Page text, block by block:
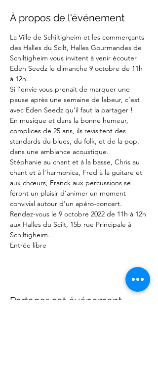
À propos de l'événement
La Ville de Schiltigheim et les commerçants
des Halles du Scilt, Halles Gourmandes de
Schiltigheim vous invitent à venir écouter
Eden Seedz le dimanche 9 octobre de 11h
à 12h.
Si l’envie vous prenait de marquer une
pause après une semaine de labeur, c’est
avec Eden Seedz qu’il faut la partager !
En musique et dans la bonne humeur,
complices de 25 ans, ils revisitent des
standards du blues, du folk, et de la pop,
dans une ambiance acoustique.
Stéphanie au chant et à la basse, Chris au
chant et à l'harmonica, Fred à la guitare et
aux chœurs, Franck aux percussions se
feront un plaisir d’animer un moment
convivial autour d’un apéro-concert.
Rendez-vous le 9 octobre 2022 de 11h à 12h
aux Halles du Scilt, 15b rue Principale à
Schiltigheim.
Entrée libre
Partager cet événement